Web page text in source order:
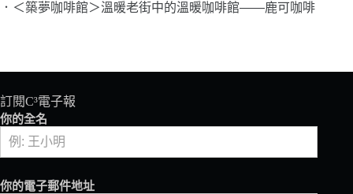
．＜築夢咖啡館＞溫暖老街中的溫暖咖啡館——鹿可咖啡
訂閱C³電子報
你的全名
你的電子郵件地址